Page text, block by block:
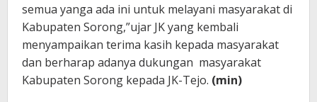
semua yanga ada ini untuk melayani masyarakat di
Kabupaten Sorong,”ujar JK yang kembali
menyampaikan terima kasih kepada masyarakat
dan berharap adanya dukungan masyarakat
Kabupaten Sorong kepada JK-Tejo. (min)